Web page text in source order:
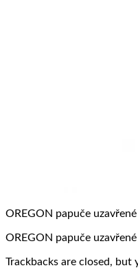
OREGON papuče
OREGON papuče
Trackbacks are closed, but